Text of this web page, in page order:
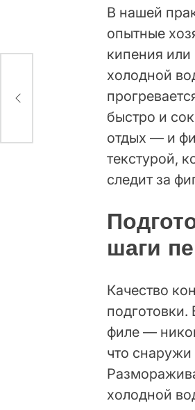
В нашей
опытные
кипения или
холодной
быстро и
отдых — и
текстурой,
следит за
шаги
Качество
филе —
что снаружи
холодной